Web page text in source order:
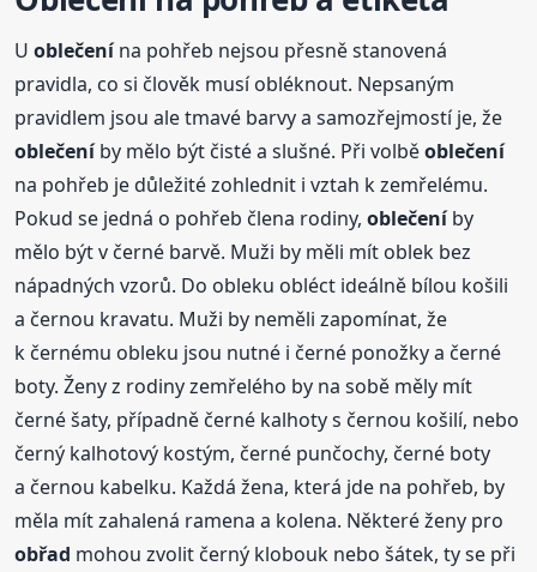
Uoblečenína pohřeb nejsou přesně stanovená
pravidla, co si člověk musí obléknout. Nepsaným
pravidlem jsou ale tmavé barvy a samozřejmostí je, že
oblečeníby mělo být čisté a slušné. Při volběoblečení
na pohřeb je důležité zohlednit i vztah k zemřelému.
Pokud se jedná o pohřeb člena rodiny,oblečeníby
mělo být v černé barvě. Muži by měli mít oblek bez
nápadných vzorů. Do obleku obléct ideálně bílou košili
a černou kravatu. Muži by neměli zapomínat, že
k černému obleku jsou nutné i černé ponožky a černé
boty. Ženy z rodiny zemřelého by na sobě měly mít
černé šaty, případně černé kalhoty s černou košilí, nebo
černý kalhotový kostým, černé punčochy, černé boty
a černou kabelku. Každá žena, která jde na pohřeb, by
měla mít zahalená ramena a kolena. Některé ženy pro
obřad mohou zvolit černý klobouk nebo šátek, ty se při